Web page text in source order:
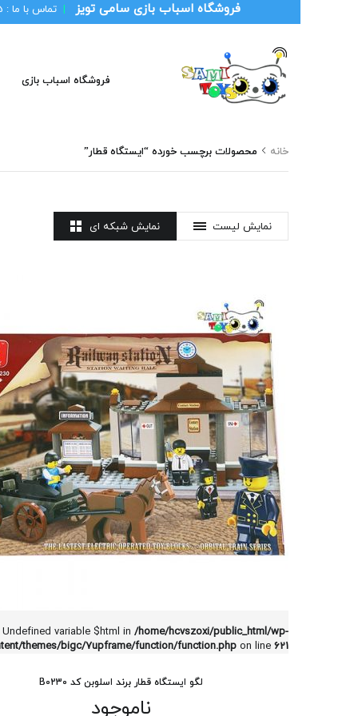
فروشگاه اسباب بازی سامی تویز | تماس با ما :
فروشگاه اسباب بازی
خانه محصولات برچسب خورده “ایستگاه قطار”
نمایش شبکه ای نمایش لیست
Undefined variable $html in /home/hcvszoxi/public_html/wp-
themes/bigc/7upframe/function/function.php on line 621
لگو ایستگاه قطار برند اسلوبن کد B0230
ناموجود